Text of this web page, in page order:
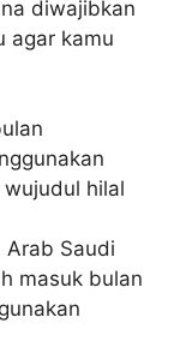
diwajibkan
agar kamu
hilal
Arab Saudi
masuk bulan